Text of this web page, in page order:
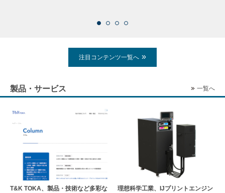
注目コンテンツ一覧へ
製品・サービス 一覧へ
T&K TOKA、製品・技術など多彩な
理想科学工業、IJプリントエンジン